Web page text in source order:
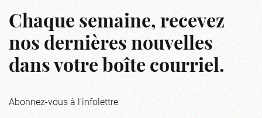
Chaque semaine, recevez
nos dernières nouvelles
dans votre boîte courriel.
Abonnez-vous à l'infolettre